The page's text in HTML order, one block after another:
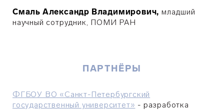
Смаль Александр Владимирович, младший
научный сотруд­ник, ПОМИ РАН
ПАРТНЁРЫ
ФГБОУ ВО «Санкт-Петербургский
государственный университет» - разработка